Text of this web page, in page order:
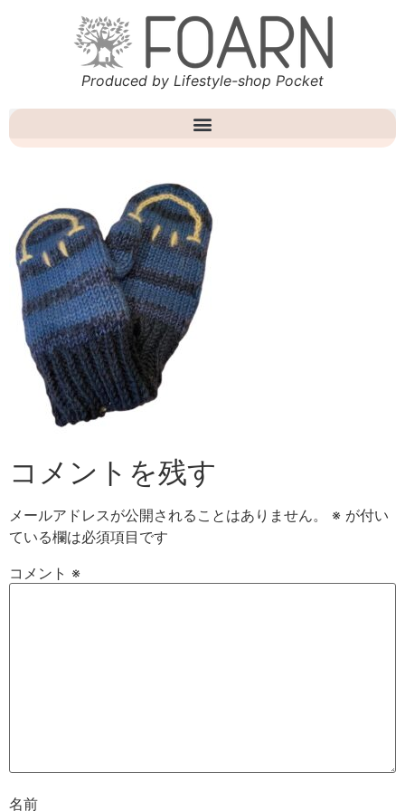
Produced by Lifestyle-shop Pocket
コメントを残す
メールアドレスが公開されることはありません。 ※ が付い
ている欄は必須項目です
コメント ※
名前